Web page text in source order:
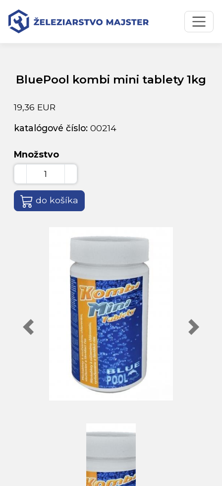
Preskočiť na obsah
Preskočiť na hlavné menu
Úvodná stránka
BluePool kombi mini tablety 1kg
BluePool kombi mini tablety 1kg
19,36 EUR
katalógové číslo: 00214
Množstvo
do košíka